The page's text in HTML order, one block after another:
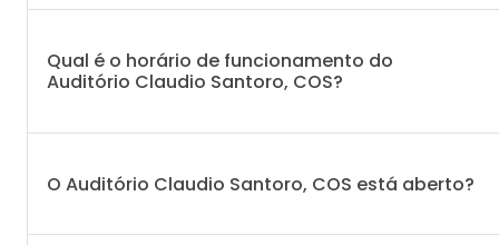
Qual é o horário de funcionamento do
Auditório Claudio Santoro, COS?
O Auditório Claudio Santoro, COS está aberto?